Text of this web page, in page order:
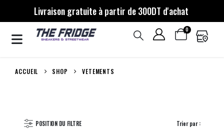
Livraison gratuite à partir de 300DT d'achat
0
ACCUEIL SHOP VETEMENTS
POSITION DU FILTRE Trier par :